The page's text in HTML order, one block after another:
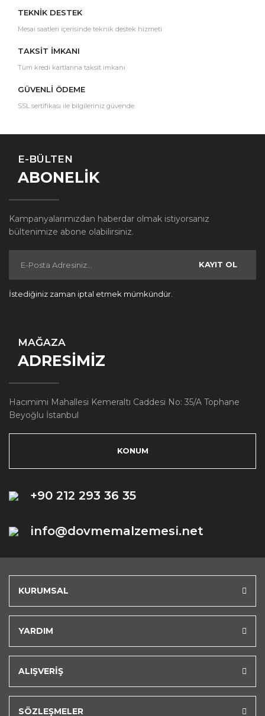
TEKNİK DESTEK
Mesai saatleri içerisinde teknik destek hizmeti
TAKSİT İMKANI
Tüm kredi kartlarına taksit imkanı
GÜVENLİ ÖDEME
SSL sertifikası ile bilgileriniz güvende.
E-BÜLTEN
ABONELİK
Kampanyalarımızdan haberdar olmak istiyorsanız
bültenimize abone olabilirsiniz.
KAYIT OL
İstediğiniz zaman iptal etmek mümkündür.
MAĞAZA
ADRESİMİZ
Hacımimi Mahallesi Kemeraltı Caddesi No: 35/A Tophane
Beyoğlu İstanbul
KONUM
+90 212 293 36 35
info@dovmemalzemesi.net
KURUMSAL
YARDIM
ALIŞVERİŞ
SÖZLEŞMELER